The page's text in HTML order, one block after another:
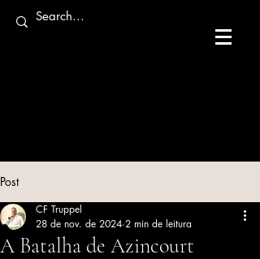
Post
A Batalha de Azincourt
CF Truppel
28 de nov. de 2024 2 min de leitura